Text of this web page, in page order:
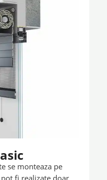
se monteaza pe
fi realizate doar